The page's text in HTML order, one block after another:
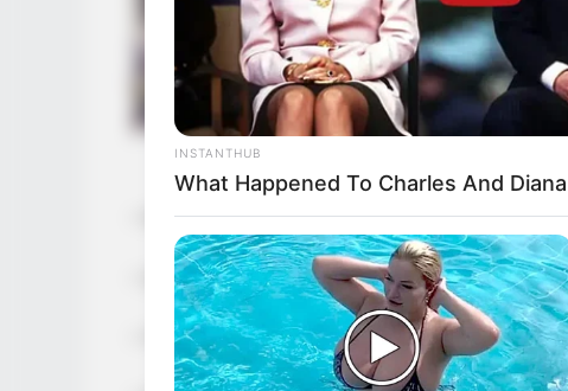
– 500 g Äpfel (z.B. Boskop oder Elstar,
– 200 g Mehl (Weizen oder Dinkel)
– 150 g Zucker (kann durch Rohrzucker oder
INSTANTHUB
What Happened To Charles And